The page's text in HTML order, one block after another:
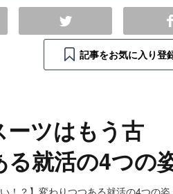
記事をお気に入り登
ーツはもう古
就活の4つの